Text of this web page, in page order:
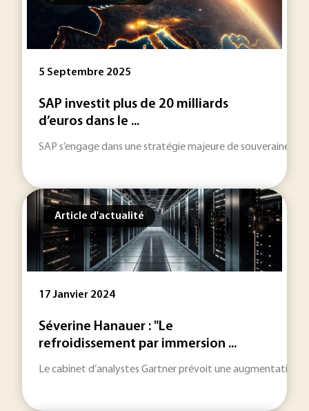
5 Septembre 2025
SAP investit plus de 20 milliards
d’euros dans le ...
SAP s’engage dans une stratégie majeure de souveraineté
Article d'actualité
17 Janvier 2024
Séverine Hanauer : "Le
refroidissement par immersion ...
Le cabinet d’analystes Gartner prévoit une augmentation